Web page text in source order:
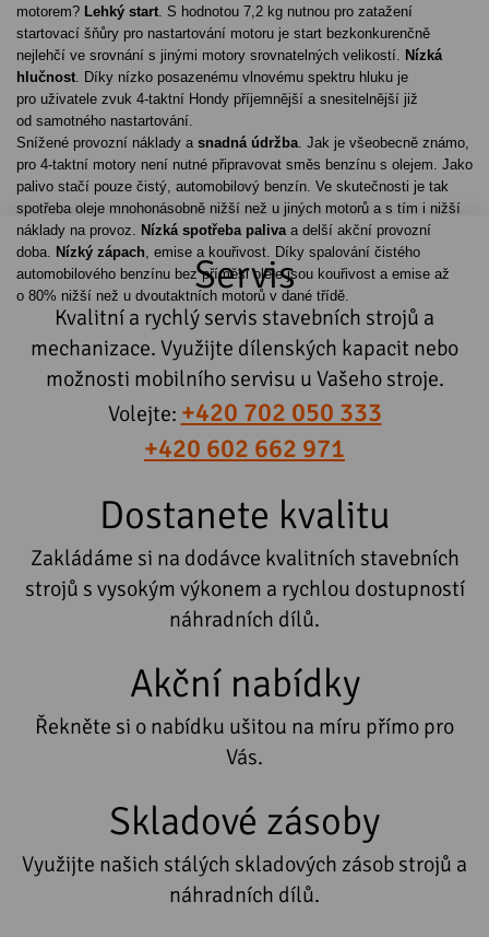
motorem? Lehký start. S hodnotou 7,2 kg nutnou pro zatažení
startovací šňůry pro nastartování motoru je start bezkonkurenčně
nejlehčí ve srovnání s jinými motory srovnatelných velikostí. Nízká
hlučnost. Díky nízko posazenému vlnovému spektru hluku je
pro uživatele zvuk 4-taktní Hondy příjemnější a snesitelnější již
od samotného nastartování.
Snížené provozní náklady a snadná údržba. Jak je všeobecně známo,
pro 4-taktní motory není nutné připravovat směs benzínu s olejem. Jako
palivo stačí pouze čistý, automobilový benzín. Ve skutečnosti je tak
spotřeba oleje mnohonásobně nižší než u jiných motorů a s tím i nižší
náklady na provoz. Nízká spotřeba palivaa delší akční provozní
doba. Nízký zápach, emise a kouřivost. Díky spalování čistého
automobilového benzínu bez příměsi oleje jsou kouřivost a emise až
o 80% nižší než u dvoutaktních motorů v dané třídě.
Servis
Kvalitní a rychlý servis stavebních strojů a
mechanizace. Využijte dílenských kapacit nebo
možnosti mobilního servisu u Vašeho stroje.
Volejte: +420 702 050 333
+420 602 662 971
Dostanete kvalitu
Zakládáme si na dodávce kvalitních stavebních
strojů s vysokým výkonem a rychlou dostupností
náhradních dílů.
Akční nabídky
Řekněte si o nabídku ušitou na míru přímo pro
Vás.
Skladové zásoby
Využijte našich stálých skladových zásob strojů a
náhradních dílů.